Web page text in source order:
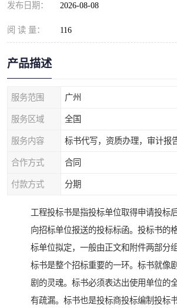
发布日期： 2026-08-08
阅 读 量： 116
产品描述
服务范围 广州
服务区域 全国
服务内容 标书代写，资质办理，审计报
合作方式 合同
付款方式 分期
工程投标书是指投标单位取得申请投标
向招标单位报送的投标标函。投标书的
标单位拟定，一般由正文和附件两部分组
标书是整个招标重要的一环。标书就像
剧的灵魂。标书必须表达出使用单位的
有疏漏。标书也是投标商投标编制投标